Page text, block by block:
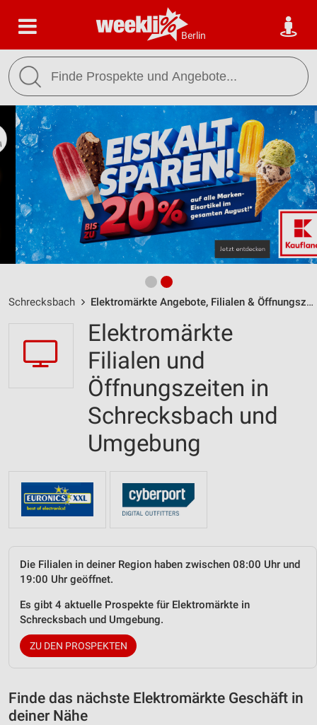
Berlin
Schrecksbach Elektromärkte Angebote, Filialen & Öffnungszeiten
Elektromärkte
Filialen und
Öffnungszeiten in
Schrecksbach und
Umgebung
Die Filialen in deiner Region haben zwischen 08:00 Uhr und
19:00 Uhr geöffnet.
Es gibt 4 aktuelle Prospekte für Elektromärkte in
Schrecksbach und Umgebung.
ZU DEN PROSPEKTEN
Finde das nächste Elektromärkte Geschäft in
deiner Nähe